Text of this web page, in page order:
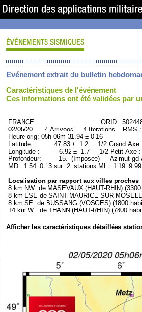
Evénement extrait du bulletin
Caractéristiques de l'événement
Ces informations ont été validées par
FRANCE ORID :
02/05/20 4 Arrivees 4 Iterations RMS
Heure orig: 05h 06m 31.94 ± 0.16
Latitude : 47.83 ± 1.2 1/2 Grand
Longitude : 6.92 ± 1.7 1/2 Petit Axe
Profondeur: 15. (Imposee) Azimut gd
MD : 1.54±0.13 sur 2 stations ML :
Localisation par rapport aux villes proches
8 km NW de MASEVAUX (HAUT-RHIN)
8 km ESE de SAINT-MAURICE-SUR-
8 km SE de BUSSANG (VOSGES) (1800
14 km W de THANN (HAUT-RHIN) (7800
Afficher les caractéristiques détaillées